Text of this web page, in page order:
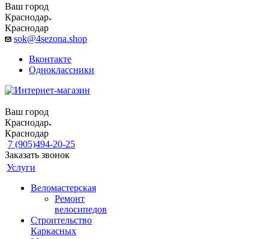
Ваш город
Краснодар
Краснодар
sok@4sezona.shop
Вконтакте
Одноклассники
Ваш город
Краснодар
Краснодар
7 (905)494-20-25
Заказать звонок
Услуги
Веломастерская
Ремонт
велосипедов
Строительство
Каркасных